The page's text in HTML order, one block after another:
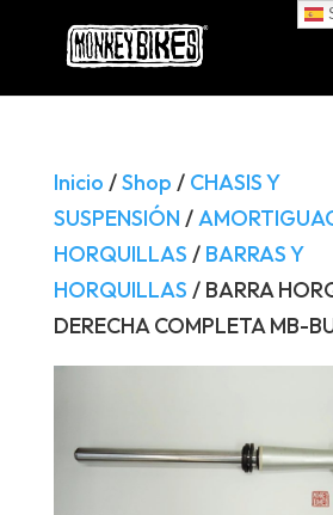
Búsqueda
productos
Inicio /Shop / CHASIS Y
SUSPENSIÓN /
HORQUILLAS / BARRAS Y
HORQUILLAS / BARRA
DERECHA COMPLETA MB-